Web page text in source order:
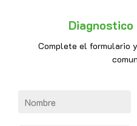
Complete el formulario